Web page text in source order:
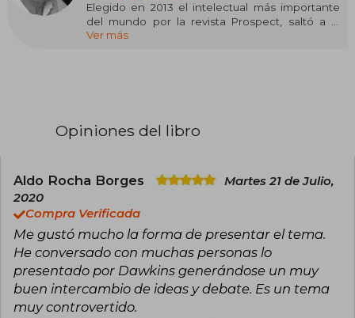
Elegido en 2013 el intelectual más importante
del mundo por la revista Prospect, saltó a la
fama con El gen egoísta, al que siguieron El
Ver más
Opiniones del libro
Aldo Rocha Borges
Martes 21 de Julio,
2020
Compra Verificada
Me gustó mucho la forma de presentar el tema.
He conversado con muchas personas lo
presentado por Dawkins generándose un muy
buen intercambio de ideas y debate. Es un tema
muy controvertido.